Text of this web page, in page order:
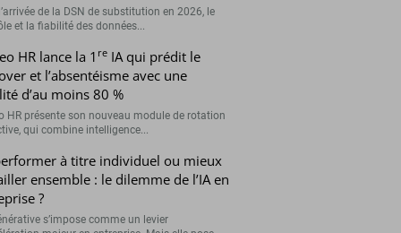
de la DSN de substitution en 2026, le
et la fiabilité des données...
HR lance la 1 reIA qui prédit le
et l’absentéisme avec une
d’au moins 80 %
HR présente son nouveau module de rotation
qui combine intelligence...
à titre individuel ou mieux
ensemble : le dilemme de l’IA en
?
s’impose comme un levier